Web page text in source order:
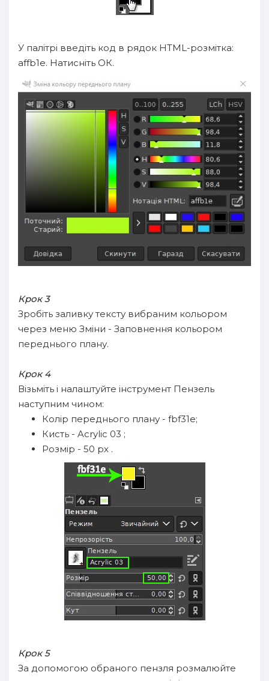
У палітрі введіть код в рядок HTML-розмітка:
affb1e. Натисніть ОК.
Крок 3
Зробіть заливку тексту вибраним кольором
через меню Зміни - Заповнення кольором
переднього плану.
Крок 4
Візьміть і налаштуйте інструмент Пензель
наступним чином:
Колір переднього плану - fbf31e;
Кисть - Acrylic 03 ;
Розмір - 50 px .
Крок 5
За допомогою обраного пензля розмалюйте